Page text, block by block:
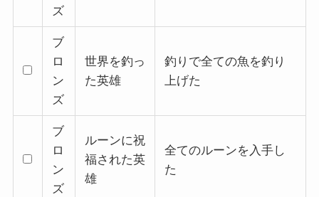
ズ
ブ
ロ
ン
ズ
世界を釣っ
た英雄
釣りで全ての魚を釣り
上げた
ブ
ロ
ン
ズ
ルーンに祝
福された英
雄
全てのルーンを入手し
た